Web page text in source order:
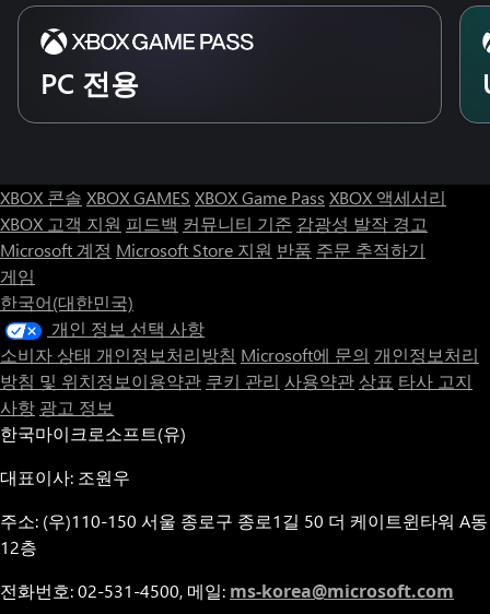
무술 마스터가 되세요! 여러가지 이야기가 기반이 된 롤플레잉 게
임을 만들며 얻은 지식을 활용한 개발사 바이오웨어는, 여러분이
무술 마스터의 길로 가는 여정을 제공합니다! 독특한 외모의 캐릭
다른 캐릭터와 추종자들과의 대화 방향이 바뀝니다. 재미와 활기
넘치는 세계의 무술 마스터가 되어 대의를 위한 추종자를 모으세
요.
PC 전용
XBOX 콘솔 XBOX GAMES XBOX Game Pass XBOX 액세서리
XBOX 고객 지원 피드백 커뮤니티 기준 감광성 발작 경고
Microsoft 계정 Microsoft Store 지원 반품 주문 추적하기
게임
한국어(대한민국)
개인 정보 선택 사항
소비자 상태 개인정보처리방침 Microsoft에 문의 개인정보처리
방침 및 위치정보이용약관 쿠키 관리 사용약관 상표 타사 고지
사항 광고 정보
한국마이크로소프트(유)
대표이사: 조원우
주소: (우)110-150 서울 종로구 종로1길 50 더 케이트윈타워 A동
12층
전화번호: 02-531-4500, 메일: ms-korea@microsoft.com